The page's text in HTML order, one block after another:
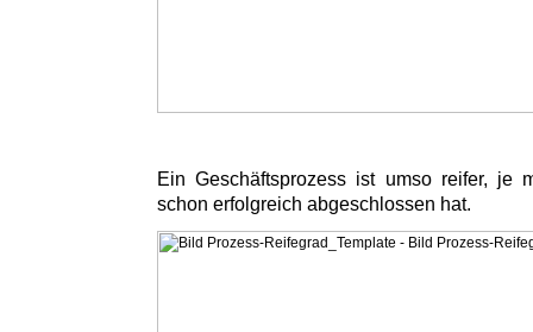
Ein Geschäftsprozess ist umso reifer, je
schon erfolgreich abgeschlossen hat.